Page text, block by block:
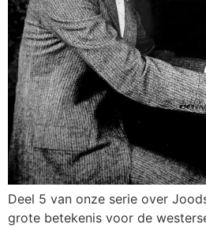
Deel 5 van onze serie over
grote betekenis voor de